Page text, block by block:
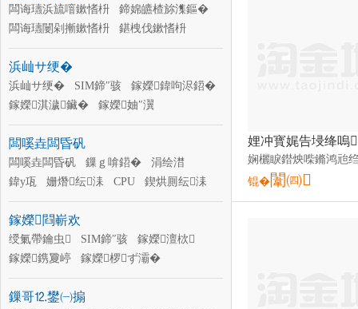
闆诲瓙浜旈噾鏉愭枡
鍗婂皫楂旀潗鏂�
闆诲瓙闄剁摲鏉愭枡
鍖栧伐鏉愭枡
澹撻浕鏅堕珨鏉愭枡
瑕嗛妳鏉挎潗鏂�
灞忚斀鏉愭枡
浜屾サ绠�
浜屾サ绠� SIM鍗″骇
鎵嬫鍏呴浕鍣�
鎵嬫淇濊鑶�
鎵嬫妯″瀷
SIM鍗″倷浠藉櫒
鎵嬫闆欏崱閫�
鎵嬫杞夋帴闋�
鎵嬫椤ず灞�
鎵嬫鎸夐嵉
鎵嬫澶栨
闆嗘垚闆昏矾
闆嗘垚闆昏矾 鏁ｇ啽鍣�
涓绘澘
鍏у瓨
姗熸纭洡 CPU 鍥烘厠纭洡
鎵嬫閰嶄欢
绶氭帶鑰虫 SIM鍗″骇
鎵嬫澶栨
鎵嬫鎸夐嵉
鎵嬫椤ず灞�
淇¤櫉灞忚斀鍣�
鎵嬫杞夋帴闋�
鎵嬫闆欏崱閫�
鏁哥⒓鐢㈠搧
锟�闈㈣